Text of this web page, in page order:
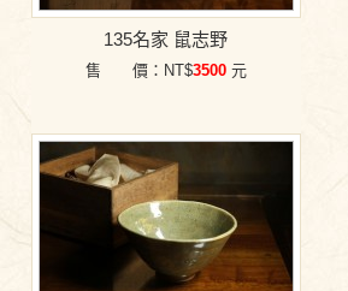
135名家 鼠志野
售 價：NT$3500 元